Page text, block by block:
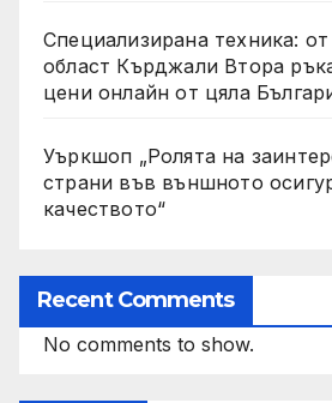
Специализирана техника:
област Кърджали Втора
цени онлайн от цяла
Уъркшоп „Ролята на
страни във външното
качеството“
Recent Comments
No comments to show.